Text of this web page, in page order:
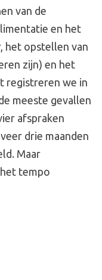
van de
en het
het opstellen van
zijn) en het
registreren we in
meeste gevallen
afspraken
drie maanden
Maar
tempo